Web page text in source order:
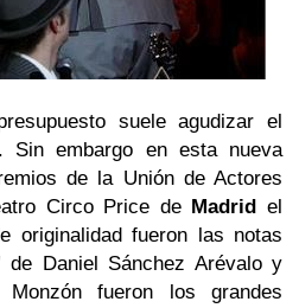
suele agudizar el
Sin embargo en esta nueva
de la Unión de Actores
Circo Price de Madrid el
originalidad fueron las notas
de Daniel Sánchez Arévalo y
fueron los grandes